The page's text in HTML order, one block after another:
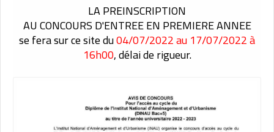
LA PREINSCRIPTION
AU CONCOURS D'ENTREE EN PREMIERE ANNEE
se fera sur ce site du04/07/2022 au 17/07/2022 à
16h00, délai de rigueur.